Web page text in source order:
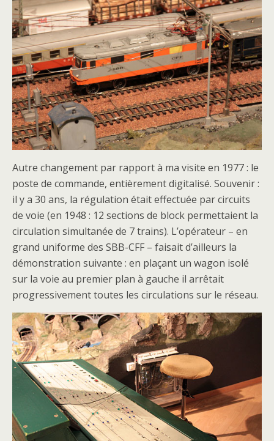
Autre changement par rapport à ma visite en 1977 : le
poste de commande, entièrement digitalisé. Souvenir :
il y a 30 ans, la régulation était effectuée par circuits
de voie (en 1948 : 12 sections de block permettaient la
circulation simultanée de 7 trains). L’opérateur – en
grand uniforme des SBB-CFF – faisait d’ailleurs la
démonstration suivante : en plaçant un wagon isolé
sur la voie au premier plan à gauche il arrêtait
progressivement toutes les circulations sur le réseau.